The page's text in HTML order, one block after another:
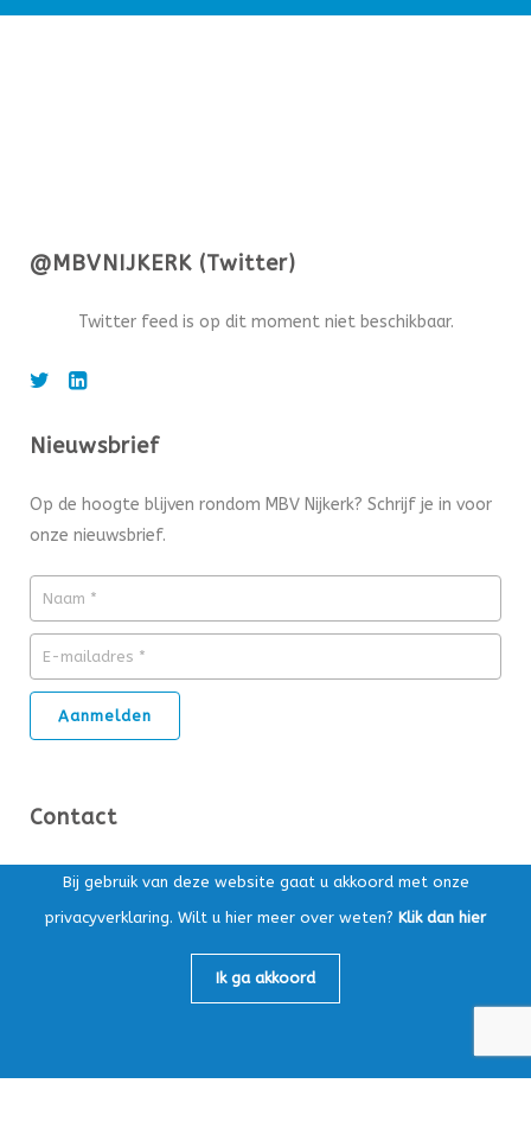
Bij gebruik van deze website gaat u akkoord met onze
privacyverklaring. Wilt u hier meer over weten? Klik dan hier
Ik ga akkoord
@MBVNIJKERK (Twitter)
Twitter feed is op dit moment niet beschikbaar.
Nieuwsbrief
Op de hoogte blijven rondom MBV Nijkerk? Schrijf je in voor
onze nieuwsbrief.
Contact
Ds. Kuypersstraat 14T, 3863 CA Nijkerk
Postbus 169, 3860 AD Nijkerk
033-4565147
033-4759605
KvK: 32153891